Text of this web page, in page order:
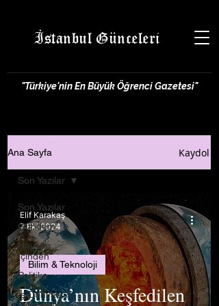
İstanbul Günceleri
"Türkiye'nin En Büyük Öğrenci Gazetesi"
Ana Sayfa Kaydol
Son Yazılar
Gündem
Hayatın
İçinden
Politika
İş Dünyası &
Son Yazılar
Dünya’nın Keşfedilen
Bilim & Teknoloji
Elif Karakaş
7 Eki 2024